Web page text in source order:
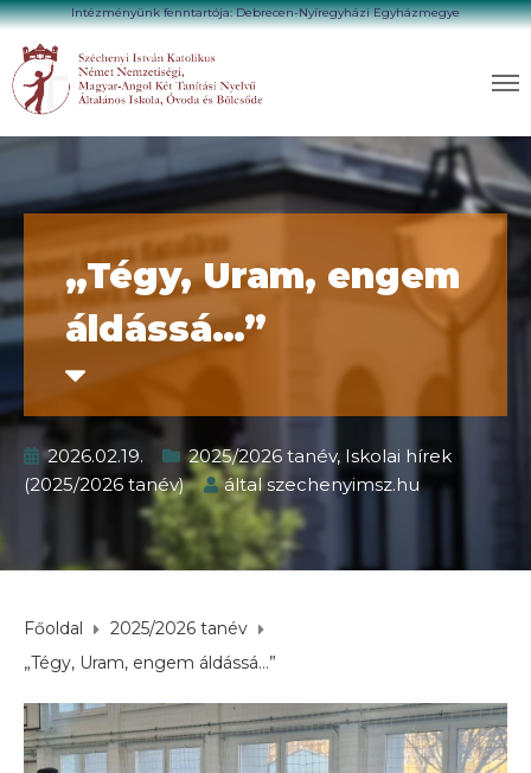
Intézményünk fenntartója: Debrecen-Nyíregyházi Egyházmegye
„Tégy, Uram, engem
áldássá…”
2026.02.19. 2025/2026 tanév, Iskolai hírek
(2025/2026 tanév)
által szechenyimsz.hu
Főoldal
2025/2026 tanév
„Tégy, Uram, engem áldássá…”